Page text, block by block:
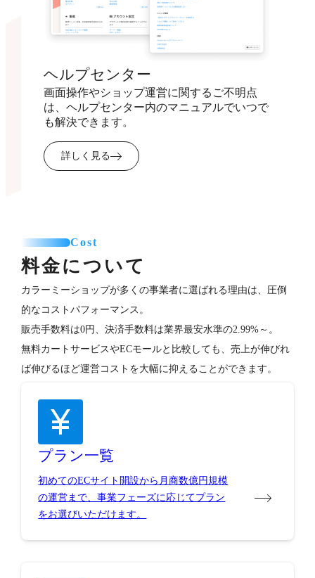
ヘルプセンター
画面操作やショップ運営に関するご不明点
は、ヘルプセンター内のマニュアルでいつで
も解決できます。
詳しく見る
Cost
料金について
カラーミーショップが多くの事業者に選ばれる理由は、圧倒
的なコストパフォーマンス。
販売手数料は0円、決済手数料は業界最安水準の2.99%～。
無料カートサービスやECモールと比較しても、売上が伸びれ
ば伸びるほど運営コストを大幅に抑えることができます。
プラン一覧
初めてのECサイト開設から月商数億円規模
の運営まで、事業フェーズに応じてプラン
をお選びいただけます。